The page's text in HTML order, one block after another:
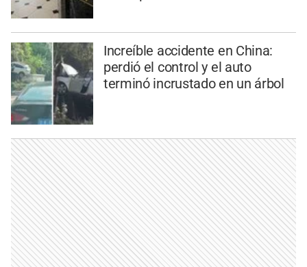
Increíble accidente en China:
perdió el control y el auto
terminó incrustado en un árbol